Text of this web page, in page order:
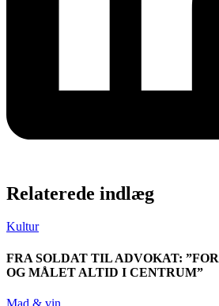
Relaterede indlæg
Kultur
FRA SOLDAT TIL ADVOKAT:
OG MÅLET ALTID I CENTRUM”
Mad & vin